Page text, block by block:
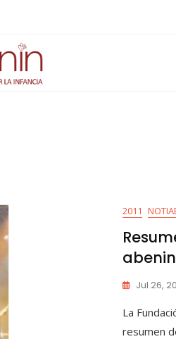
2011
abenin
Jul 26,
La
resumen